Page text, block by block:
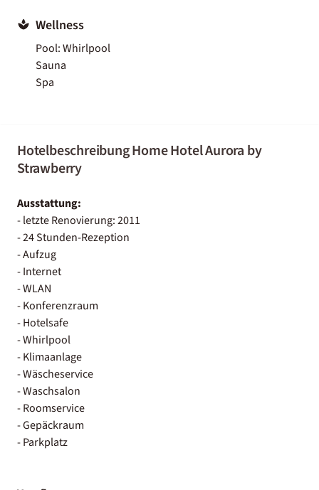
Wellness
Pool: Whirlpool
Sauna
Spa
Hotelbeschreibung Home Hotel Aurora by
Strawberry
Ausstattung:
- letzte Renovierung: 2011
- 24 Stunden-Rezeption
- Aufzug
- Internet
- WLAN
- Konferenzraum
- Hotelsafe
- Whirlpool
- Klimaanlage
- Wäscheservice
- Waschsalon
- Roomservice
- Gepäckraum
- Parkplatz